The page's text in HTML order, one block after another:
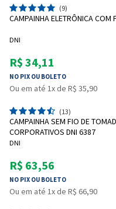
(9)
CAMPAINHA ELETRÔNICA COM
DNI
R$ 34,11
NO PIX OU BOLETO
Ou em até 1x de R$ 35,90
(13)
CAMPAINHA SEM FIO DE
CORPORATIVOS DNI 6387
DNI
R$ 63,56
NO PIX OU BOLETO
Ou em até 1x de R$ 66,90